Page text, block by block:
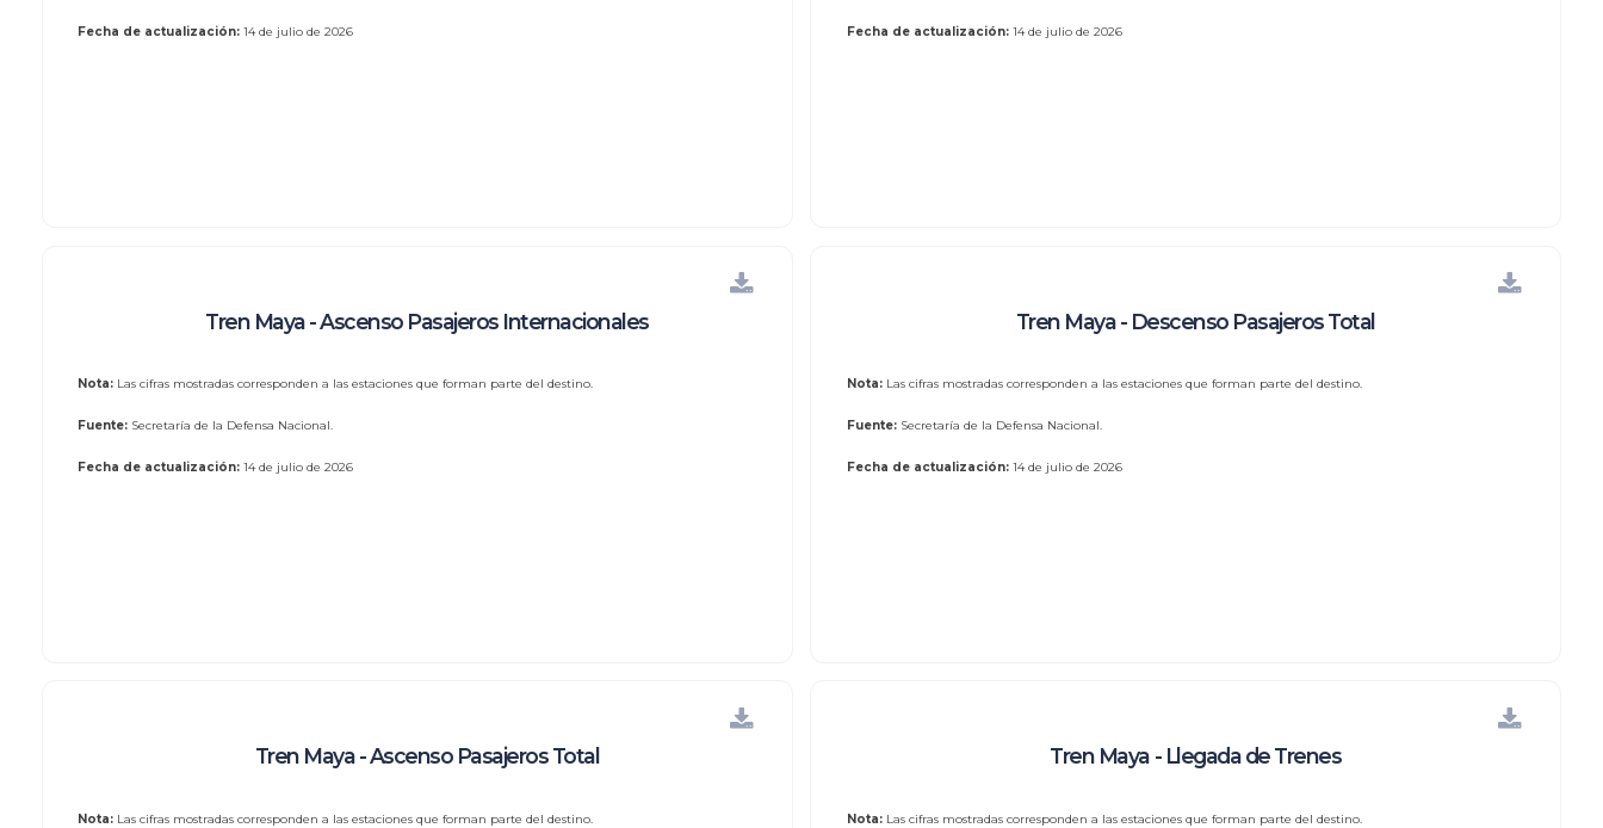
Fecha de actualización:14 de julio de 2026 Fecha de actualización: 14 de julio de 2026
Tren Maya - Ascenso Pasajeros Internacionales
Nota: Las cifras mostradas corresponden a las estaciones que forman parte del destino.
Fuente: Secretaría de la Defensa Nacional.
Fecha de actualización:14 de julio de 2026
Tren Maya - Descenso Pasajeros Total
Nota: Las cifras mostradas corresponden a las estaciones que forman parte del destino.
Fuente: Secretaría de la Defensa Nacional.
Fecha de actualización: 14 de julio de 2026
Tren Maya - Ascenso Pasajeros Total
Nota: Las cifras mostradas corresponden a las estaciones que forman parte del destino.
Tren Maya - Llegada de Trenes
Nota: Las cifras mostradas corresponden a las estaciones que forman parte del destino.